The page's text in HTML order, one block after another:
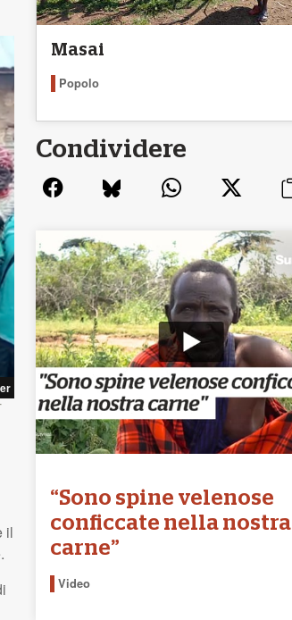
il
Masai
Popolo
Condividere
“Sono spine velenose
conficcate nella nostra
carne”
Video